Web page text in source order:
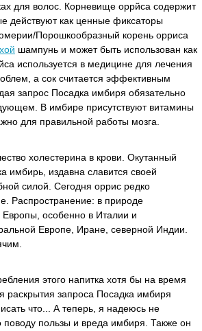
для волос. Корневище оррйса содержит
действуют как ценные фиксаторы
Порошкообразный корень орриса
шампунь и может быть использован как
используется в медицине для лечения
а сок считается эффективным
запрос Посадка имбиря обязательно
В имбире присутствуют витамины
для правильной работы мозга.
холестерина в крови. Окутанный
имбирь, издавна славится своей
силой. Сегодня оррис редко
Распространение: в природе
Европы, особенно в Италии и
Европе, Иране, северной Индии.
этого напитка хотя бы на время
раскрытия запроса Посадка имбиря
что... А теперь, я надеюсь не
поводу пользы и вреда имбиря. Также он